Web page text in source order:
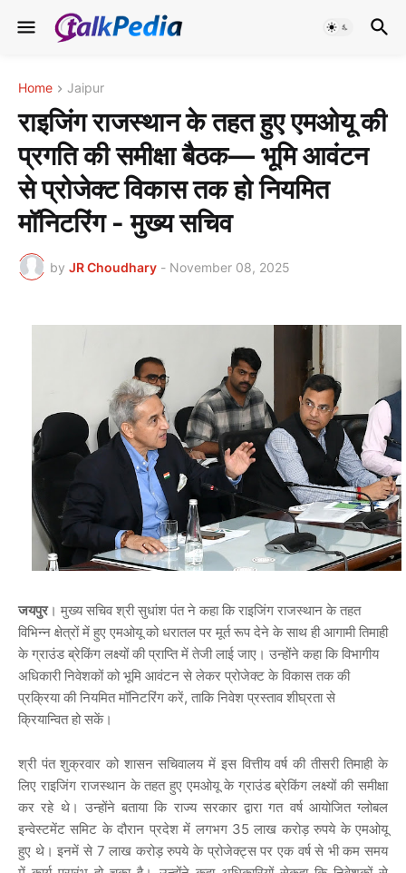
Home Jaipur
राइजिंग राजस्थान के तहत हुए एमओयू की
प्रगति की समीक्षा बैठक— भूमि आवंटन
से प्रोजेक्ट विकास तक हो नियमित
मॉनिटरिंग - मुख्य सचिव
by JR Choudhary - November 08, 2025
जयपुर। मुख्य सचिव श्री सुधांश पंत ने कहा कि राइजिंग राजस्थान के तहत
विभिन्न क्षेत्रों में हुए एमओयू को धरातल पर मूर्त रूप देने के साथ ही आगामी तिमाही
के ग्राउंड ब्रेकिंग लक्ष्यों की प्राप्ति में तेजी लाई जाए। उन्होंने कहा कि विभागीय
अधिकारी निवेशकों को भूमि आवंटन से लेकर प्रोजेक्ट के विकास तक की
प्रक्रिया की नियमित मॉनिटरिंग करें, ताकि निवेश प्रस्ताव शीघ्रता से
क्रियान्वित हो सकें।
श्री पंत शुक्रवार को शासन सचिवालय में इस वित्तीय वर्ष की तीसरी तिमाही के
लिए राइजिंग राजस्थान के तहत हुए एमओयू के ग्राउंड ब्रेकिंग लक्ष्यों की समीक्षा
कर रहे थे। उन्होंने बताया कि राज्य सरकार द्वारा गत वर्ष आयोजित ग्लोबल
इन्वेस्टमेंट समिट के दौरान प्रदेश में लगभग 35 लाख करोड़ रुपये के एमओयू
हुए थे। इनमें से 7 लाख करोड़ रुपये के प्रोजेक्ट्स पर एक वर्ष से भी कम समय